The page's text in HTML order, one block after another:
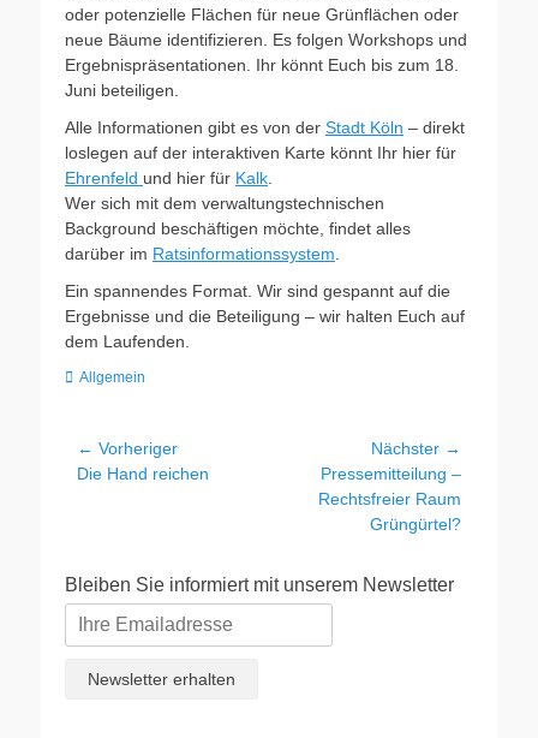
oder potenzielle Flächen für neue Grünflächen oder
neue Bäume identifizieren. Es folgen Workshops und
Ergebnispräsentationen. Ihr könnt Euch bis zum 18.
Juni beteiligen.
Alle Informationen gibt es von der Stadt Köln – direkt
loslegen auf der interaktiven Karte könnt Ihr hier für
Ehrenfeld und hier für Kalk
Wer sich mit dem verwaltungstechnischen
Background beschäftigen möchte, findet alles
darüber im Ratsinformationssystem
Ein spannendes Format. Wir sind gespannt auf die
Ergebnisse und die Beteiligung – wir halten Euch auf
dem Laufenden.
Kategorien
Allgemein
Beitragsnavigation
← Vorheriger
Vorheriger
Die Hand reichen
Nächster →
Nächster
Beitrag:
Pressemitteilung –
Rechtsfreier Raum
Grüngürtel?
Bleiben Sie informiert mit unserem Newsletter